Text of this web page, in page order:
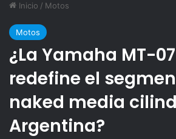
Inicio / Motos
Motos
¿La Yamaha MT-07
redefine el
naked media
Argentina?